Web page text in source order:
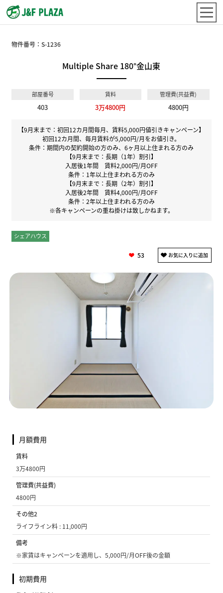
物件番号：S-1236
Multiple Share 180°金山東
部屋番号
403
賃料
3万4800円
管理費(共益費)
4800円
【9月末まで：初回12カ月間毎月、賃料5,000円値引きキャンペーン】
初回12カ月間、毎月賃料が5,000円/月をお値引き。
条件：期間内の契約開始の方のみ、6ヶ月以上住まれる方のみ
【9月末まで：長期（1年）割引】
入居後1年間 賃料2,000円/月OFF
条件：1年以上住まわれる方のみ
【9月末まで：長期（2年）割引】
入居後2年間 賃料4,000円/月OFF
条件：2年以上住まわれる方のみ
※各キャンペーンの重ね掛けは致しかねます。
シェアハウス
53
月額費用
賃料
3万4800円
管理費(共益費)
4800円
その他2
ライフライン料 : 11,000円
備考
※家賃はキャンペーンを適用し、5,000円/月OFF後の金額
初期費用